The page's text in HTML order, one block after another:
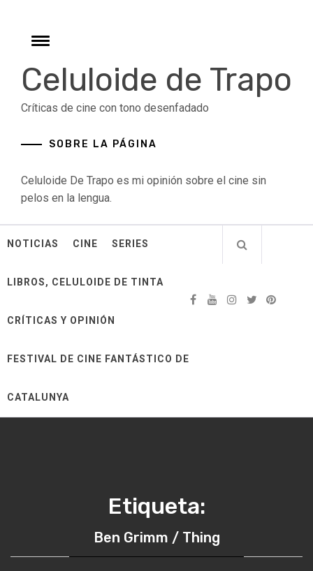
contentToggle
Celuloide de Trapo
Críticas de cine con tono desenfadado
SOBRE LA PÁGINA
Celuloide De Trapo es mi opinión sobre el cine sin
pelos en la lengua.
NOTICIAS CINE SERIES
LIBROS, CELULOIDE DE TINTA
CRÍTICAS Y OPINIÓN
FESTIVAL DE CINE FANTÁSTICO DE
CATALUNYA
Etiqueta:
Ben Grimm / Thing